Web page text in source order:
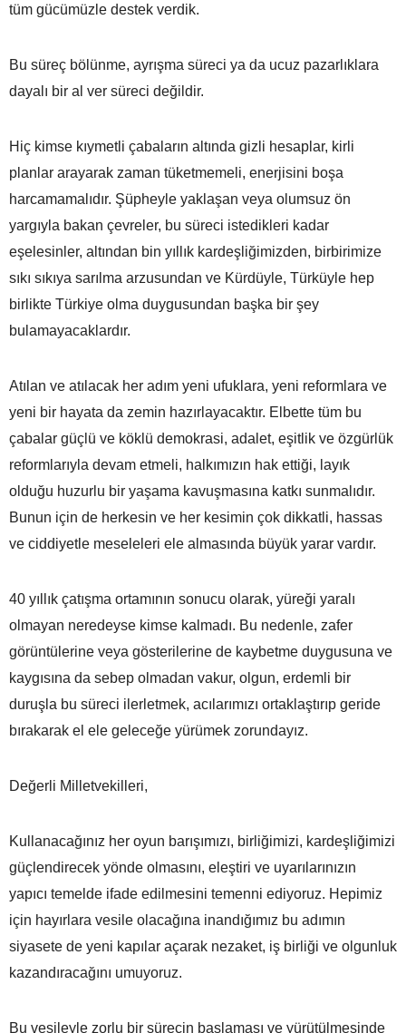
tüm gücümüzle destek verdik.
Bu süreç bölünme, ayrışma süreci ya da ucuz pazarlıklara
dayalı bir al ver süreci değildir.
Hiç kimse kıymetli çabaların altında gizli hesaplar, kirli
planlar arayarak zaman tüketmemeli, enerjisini boşa
harcamamalıdır. Şüpheyle yaklaşan veya olumsuz ön
yargıyla bakan çevreler, bu süreci istedikleri kadar
eşelesinler, altından bin yıllık kardeşliğimizden, birbirimize
sıkı sıkıya sarılma arzusundan ve Kürdüyle, Türküyle hep
birlikte Türkiye olma duygusundan başka bir şey
bulamayacaklardır.
Atılan ve atılacak her adım yeni ufuklara, yeni reformlara ve
yeni bir hayata da zemin hazırlayacaktır. Elbette tüm bu
çabalar güçlü ve köklü demokrasi, adalet, eşitlik ve özgürlük
reformlarıyla devam etmeli, halkımızın hak ettiği, layık
olduğu huzurlu bir yaşama kavuşmasına katkı sunmalıdır.
Bunun için de herkesin ve her kesimin çok dikkatli, hassas
ve ciddiyetle meseleleri ele almasında büyük yarar vardır.
40 yıllık çatışma ortamının sonucu olarak, yüreği yaralı
olmayan neredeyse kimse kalmadı. Bu nedenle, zafer
görüntülerine veya gösterilerine de kaybetme duygusuna ve
kaygısına da sebep olmadan vakur, olgun, erdemli bir
duruşla bu süreci ilerletmek, acılarımızı ortaklaştırıp geride
bırakarak el ele geleceğe yürümek zorundayız.
Değerli Milletvekilleri,
Kullanacağınız her oyun barışımızı, birliğimizi, kardeşliğimizi
güçlendirecek yönde olmasını, eleştiri ve uyarılarınızın
yapıcı temelde ifade edilmesini temenni ediyoruz. Hepimiz
için hayırlara vesile olacağına inandığımız bu adımın
siyasete de yeni kapılar açarak nezaket, iş birliği ve olgunluk
kazandıracağını umuyoruz.
Bu vesileyle zorlu bir sürecin başlaması ve yürütülmesinde